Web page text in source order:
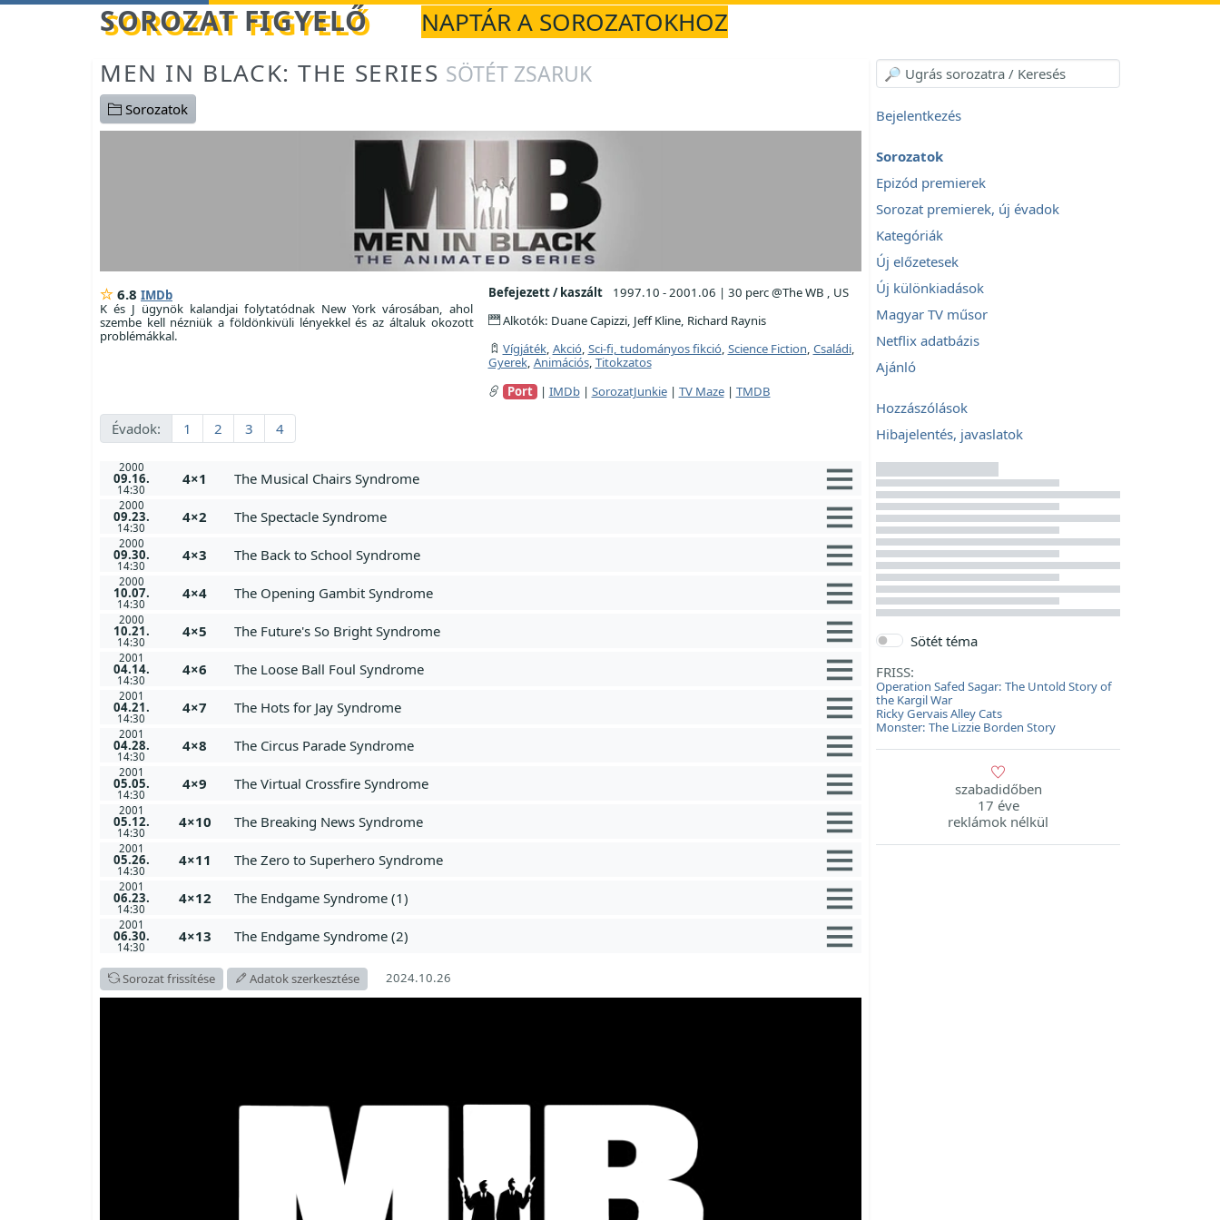
Betöltés... SOROZAT FIGYELŐ
NAPTÁR A SOROZATOKHOZ
MEN IN BLACK: THE SERIES SÖTÉT ZSARUK
Sorozatok
6.8 IMDb
K és J ügynök kalandjai folytatódnak New York városában, ahol
szembe kell nézniük a földönkivüli lényekkel és az általuk okozott
problémákkal.
Befejezett / kaszált 1997.10 - 2001.06 | 30 perc @The WB , US
Alkotók: Duane Capizzi, Jeff Kline, Richard Raynis
Vígjáték, Akció, Sci-fi, tudományos fikció, Science Fiction, Családi,
Gyerek, Animációs, Titokzatos
Port | IMDb| SorozatJunkie| TV Maze| TMDB
Évadok: 1 2 3 4
2000
09.16.
14:30
4×1 The Musical Chairs Syndrome
2000
09.23.
14:30
4×2 The Spectacle Syndrome
2000
09.30.
14:30
4×3 The Back to School Syndrome
2000
10.07.
14:30
4×4 The Opening Gambit Syndrome
2000
10.21.
14:30
4×5 The Future's So Bright Syndrome
2001
04.14.
14:30
4×6 The Loose Ball Foul Syndrome
2001
04.21.
14:30
4×7 The Hots for Jay Syndrome
2001
04.28.
14:30
4×8 The Circus Parade Syndrome
2001
05.05.
14:30
4×9 The Virtual Crossfire Syndrome
2001
05.12.
14:30
4×10 The Breaking News Syndrome
2001
05.26.
14:30
4×11 The Zero to Superhero Syndrome
2001
06.23.
14:30
4×12 The Endgame Syndrome (1)
2001
06.30.
14:30
4×13 The Endgame Syndrome (2)
Sorozat frissítése Adatok szerkesztése 2024.10.26
Bejelentkezés
Sorozatok
Epizód premierek
Sorozat premierek, új évadok
Kategóriák
Új előzetesek
Új különkiadások
Magyar TV műsor
Netflix adatbázis
Ajánló
Hozzászólások
Hibajelentés, javaslatok
Sötét téma
FRISS:
Operation Safed Sagar: The Untold Story of
the Kargil War
Ricky Gervais Alley Cats
Monster: The Lizzie Borden Story
szabadidőben
17 éve
reklámok nélkül